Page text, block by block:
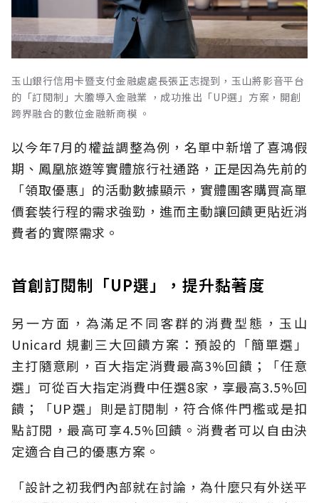
玉山銀行信用卡暨支付金融處處長張正志提到，玉山將影音平台
的「訂閱制」大膽導入金融業 ，成功推出「UP選」方案，開創
跨界融合的數位金融新商模 。
以今年7月的權益調整為例，名單中新增了喜鴻假
期、鳳凰旅遊等實體旅行社通路，正是因為先前的
「領取優惠」的活動數據顯示，實體團客購買高單
價套裝行程的需求強勁，進而主動讓回饋更貼近消
費者的實際需求。
首創訂閱制「UP選」，提升黏著度
另一方面，為滿足不同客群的消費型態，玉山
Unicard 規劃三大回饋方案：預設的「簡單選」
主打隨意刷，百大指定消費最高3%回饋；「任意
選」可從百大指定消費中任選8家，享最高3.5%回
饋；「UP選」則是訂閱制，符合條件門檻或是扣
點訂閱，最高可享4.5%回饋。消費者可以自由決
定適合自己的優惠方案。
「設計之初我們內部就在討論，為什麼只有外送平